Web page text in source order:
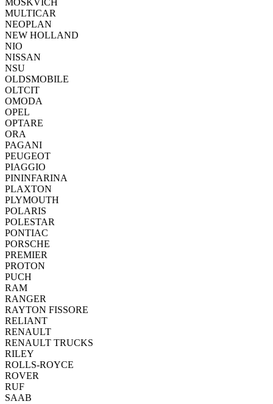
MOSKVICH
MULTICAR
NEOPLAN
NEW HOLLAND
NIO
NISSAN
NSU
OLDSMOBILE
OLTCIT
OMODA
OPEL
OPTARE
ORA
PAGANI
PEUGEOT
PIAGGIO
PININFARINA
PLAXTON
PLYMOUTH
POLARIS
POLESTAR
PONTIAC
PORSCHE
PREMIER
PROTON
PUCH
RAM
RANGER
RAYTON FISSORE
RELIANT
RENAULT
RENAULT TRUCKS
RILEY
ROLLS-ROYCE
ROVER
RUF
SAAB